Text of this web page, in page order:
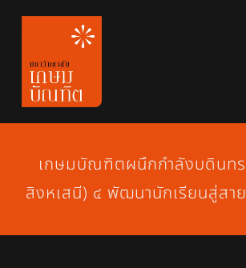
Skip
content
หลักสูตร
ข่าวสาร
เกี่ยวกับมหาวิทยาลัย
เกษมบัณฑิตผนึกกำลังบดินทร
สิงหเสนี) ๔ พัฒนานักเรียนสู่สา